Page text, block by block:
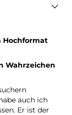
Hochformat
Wahrzeichen
auch ich
Er ist der